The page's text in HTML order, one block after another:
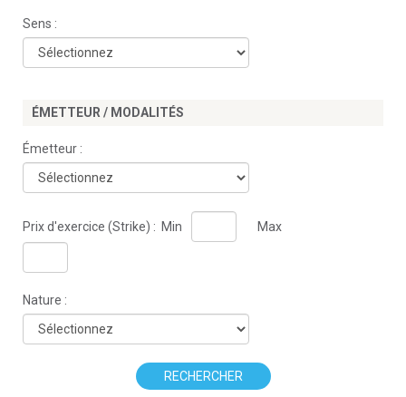
Sens :
ÉMETTEUR / MODALITÉS
Émetteur :
Prix d'exercice (Strike) : Min Max
Nature :
RECHERCHER